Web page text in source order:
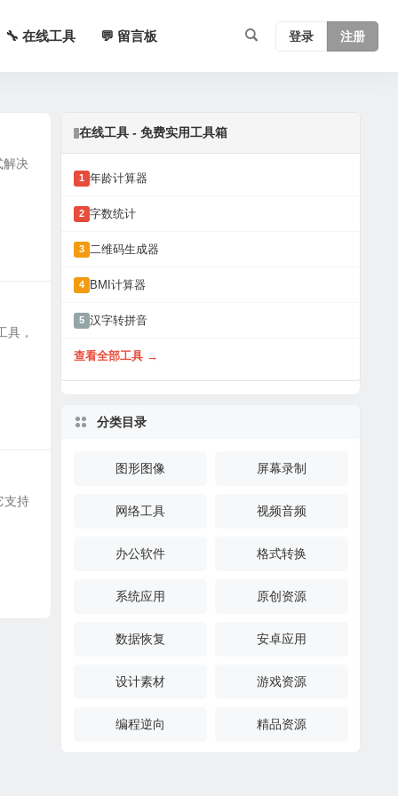
🔧 在线工具 💬 留言板 登录 注册
解决
具，
支持
在线工具 - 免费实用工具箱
1 年龄计算器
2 字数统计
3 二维码生成器
4 BMI计算器
5 汉字转拼音
查看全部工具 →
分类目录
图形图像 屏幕录制
网络工具 视频音频
办公软件 格式转换
系统应用 原创资源
数据恢复 安卓应用
设计素材 游戏资源
编程逆向 精品资源